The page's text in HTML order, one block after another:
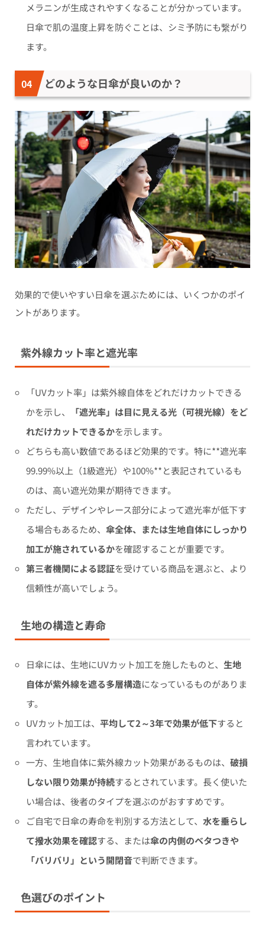
メラニンが生成されやすくなることが分かっています。
日傘で肌の温度上昇を防ぐことは、シミ予防にも繋がり
ます。
どのような日傘が良いのか？
効果的で使いやすい日傘を選ぶためには、いくつかのポイ
ントがあります。
紫外線カット率と遮光率
「UVカット率」は紫外線自体をどれだけカットできる
かを示し、
「遮光率」は目に見える光（可視光線）をど
れだけカットできるかを示します。
どちらも高い数値であるほど効果的です。特に**遮光率
99.99%以上（1級遮光）や100%**と表記されているも
のは、高い遮光効果が期待できます。
ただし、デザインやレース部分によって遮光率が低下す
る場合もあるため、傘全体、または生地自体にしっかり
加工が施されているかを確認することが重要です。
第三者機関による認証を受けている商品を選ぶと、より
信頼性が高いでしょう。
生地の構造と寿命
日傘には、生地にUVカット加工を施したものと、生地
自体が紫外線を遮る多層構造になっているものがありま
す。
UVカット加工は、平均して2～3年で効果が低下すると
言われています。
一方、生地自体に紫外線カット効果があるものは、破損
しない限り効果が持続するとされています。長く使いた
い場合は、後者のタイプを選ぶのがおすすめです。
ご自宅で日傘の寿命を判別する方法として、水を垂らし
て撥水効果を確認する、または傘の内側のベタつきや
「バリバリ」という開閉音で判断できます。
色選びのポイント